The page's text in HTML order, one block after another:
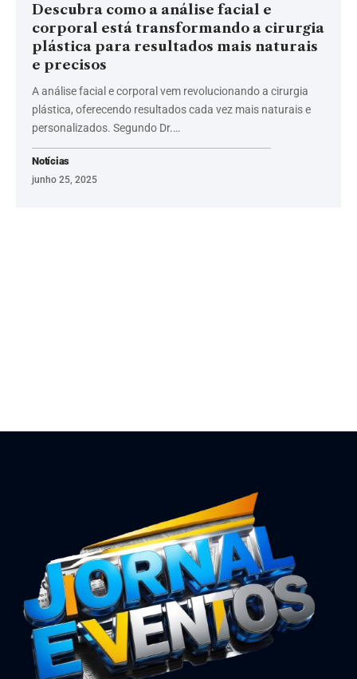
Descubra como a análise facial e
corporal está transformando a cirurgia
plástica para resultados mais naturais
e precisos
A análise facial e corporal vem revolucionando a cirurgia
plástica, oferecendo resultados cada vez mais naturais e
personalizados. Segundo Dr.…
Notícias
junho 25, 2025